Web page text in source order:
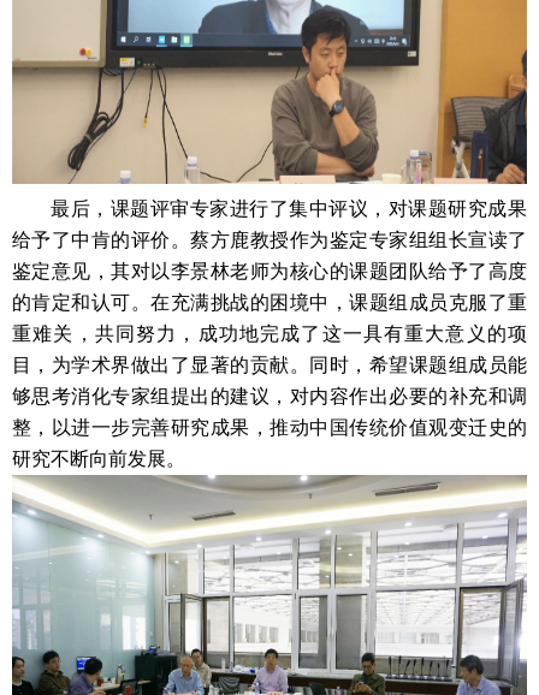
最后，课题评审专家进行了集中评议，对课题研究成果
给予了中肯的评价。蔡方鹿教授作为鉴定专家组组长宣读了
鉴定意见，其对以李景林老师为核心的课题团队给予了高度
的肯定和认可。在充满挑战的困境中，课题组成员克服了重
重难关，共同努力，成功地完成了这一具有重大意义的项
目，为学术界做出了显著的贡献。同时，希望课题组成员能
够思考消化专家组提出的建议，对内容作出必要的补充和调
整，以进一步完善研究成果，推动中国传统价值观变迁史的
研究不断向前发展。